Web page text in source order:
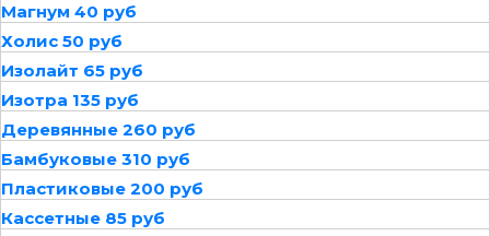
Магнум 40 руб
Холис 50 руб
Изолайт 65 руб
Изотра 135 руб
Деревянные 260 руб
Бамбуковые 310 руб
Пластиковые 200 руб
Кассетные 85 руб